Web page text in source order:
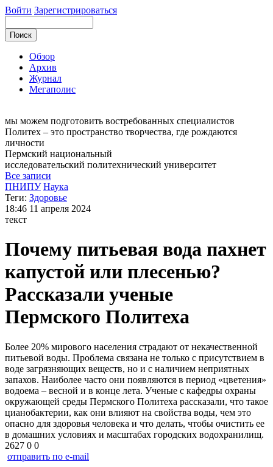
Войти Зарегистрироваться
Обзор
Архив
Журнал
Мегаполис
мы можем подготовить востребованных специалистов
Политех – это пространство творчества, где рождаются
личности
Пермский национальный
исследовательский политехнический университет
Все записи
ПНИПУ Наука
Теги: Здоровье
18:46 11 апреля 2024
текст
Почему питьевая вода пахнет
капустой или плесенью?
Рассказали ученые
Пермского Политеха
Более 20% мирового населения страдают от некачественной
питьевой воды. Проблема связана не только с присутствием в
воде загрязняющих веществ, но и с наличием неприятных
запахов. Наиболее часто они появляются в период «цветения»
водоема – весной и в конце лета. Ученые с кафедры охраны
окружающей среды Пермского Политеха рассказали, что такое
цианобактерии, как они влияют на свойства воды, чем это
опасно для здоровья человека и что делать, чтобы очистить ее
в домашних условиях и масштабах городских водохранилищ.
2627 0 0
отправить по e-mail